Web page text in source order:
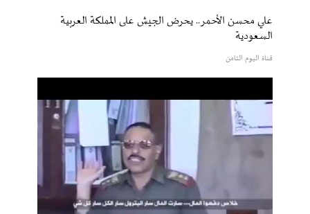
علي محسن الأحمر.. يحرض الجيش على المملكة العربية
السعودية
قناة اليوم الثامن